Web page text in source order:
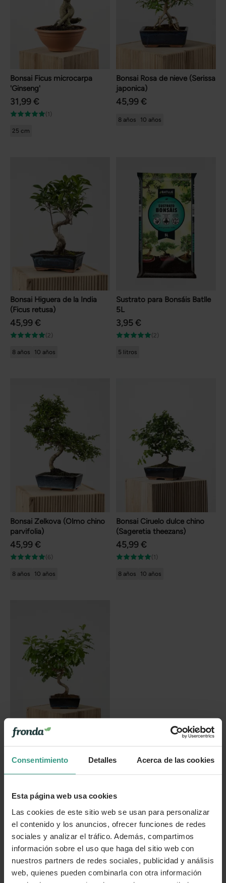
Consentimiento Detalles Acerca de las cookies
Esta página web usa cookies
Las cookies de este sitio web se usan para personalizar
el contenido y los anuncios, ofrecer funciones de redes
sociales y analizar el tráfico. Además, compartimos
información sobre el uso que haga del sitio web con
nuestros partners de redes sociales, publicidad y análisis
web, quienes pueden combinarla con otra información
Bonsai Ficus microcarpa
'Ginseng'
31,99 €
(1)
25 cm
Bonsai Rosa de nieve (Serissa
japonica)
45,99 €
8 años 10 años
Bonsai Higuera de la India
(Ficus retusa)
45,99 €
(2)
8 años 10 años
Sustrato para Bonsáis Batlle
5L
3,95 €
(2)
5 litros
Bonsai Zelkova (Olmo chino
parvifolia)
45,99 €
(6)
8 años 10 años
Bonsai Ciruelo dulce chino
(Sageretia theezans)
45,99 €
(1)
8 años 10 años
59,99 €
9 años